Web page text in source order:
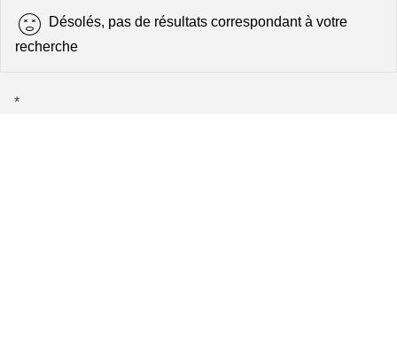
Désolés, pas de résultats correspondant à votre
recherche
*